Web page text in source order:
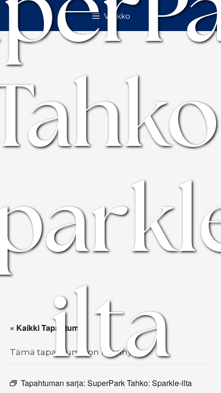
Valikko
ilta
« Kaikki Tapahtumat
Tämä tapahtuma on mennyt.
Tapahtuman sarja: SuperPark Tahko: Sparkle-ilta